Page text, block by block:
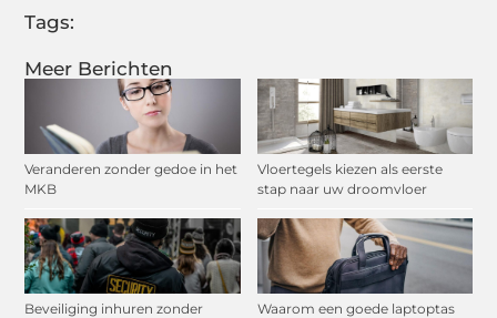
Meer Berichten
Veranderen zonder gedoe in het
MKB
Vloertegels kiezen als eerste
stap naar uw droomvloer
Beveiliging inhuren zonder
Waarom een goede laptoptas
Tags: